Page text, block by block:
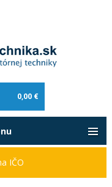
0,00 €
IČO